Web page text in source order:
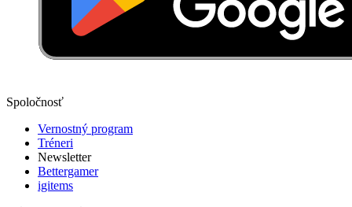
Spoločnosť
Vernostný program
Tréneri
Newsletter
Bettergamer
igitems